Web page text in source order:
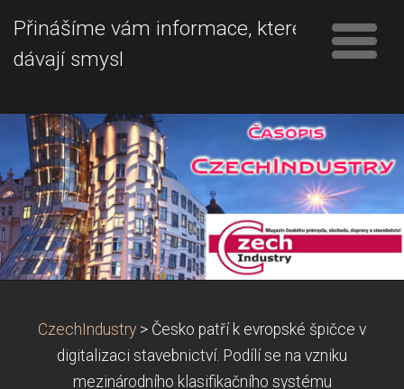
Přinášíme vám informace, které
dávají smysl
CzechIndustry > Česko patří k evropské špičce v
digitalizaci stavebnictví. Podílí se na vzniku
mezinárodního klasifikačního systému